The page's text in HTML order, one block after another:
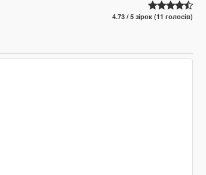
4.73 / 5 зірок (11 голосів)